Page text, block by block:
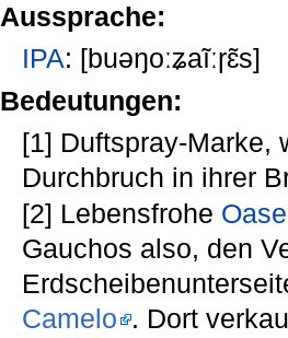
Aussprache:
IPA: [buəŋoːʑaĩːɼɛ̃s]
Bedeutungen:
[1] Duftspray-Marke,
Durchbruch in ihrer
[2] Lebensfrohe Oase
Gauchos also, den
Camelo . Dort